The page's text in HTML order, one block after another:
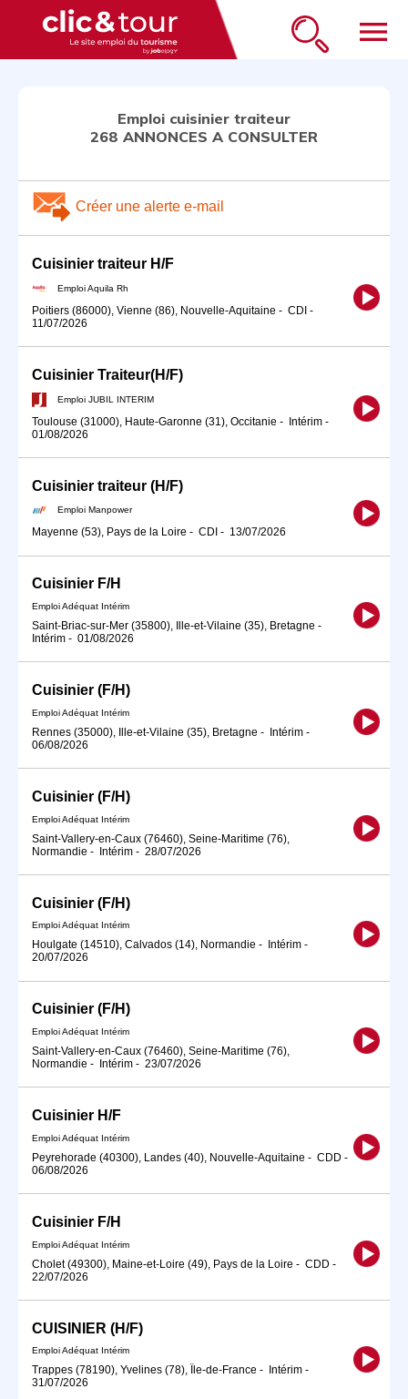
menu
Emploi cuisinier traiteur
268 ANNONCES A CONSULTER
Créer une alerte e-mail
Cuisinier traiteur H/F
Emploi Aquila Rh
Poitiers (86000), Vienne (86), Nouvelle-Aquitaine - CDI -
11/07/2026
Cuisinier Traiteur(H/F)
Emploi JUBIL INTERIM
Toulouse (31000), Haute-Garonne (31), Occitanie - Intérim -
01/08/2026
Cuisinier traiteur (H/F)
Emploi Manpower
Mayenne (53), Pays de la Loire - CDI - 13/07/2026
Cuisinier F/H
Emploi Adéquat Intérim
Saint-Briac-sur-Mer (35800), Ille-et-Vilaine (35), Bretagne -
Intérim - 01/08/2026
Cuisinier (F/H)
Emploi Adéquat Intérim
Rennes (35000), Ille-et-Vilaine (35), Bretagne - Intérim -
06/08/2026
Cuisinier (F/H)
Emploi Adéquat Intérim
Saint-Vallery-en-Caux (76460), Seine-Maritime (76),
Normandie - Intérim - 28/07/2026
Cuisinier (F/H)
Emploi Adéquat Intérim
Houlgate (14510), Calvados (14), Normandie - Intérim -
20/07/2026
Cuisinier (F/H)
Emploi Adéquat Intérim
Saint-Vallery-en-Caux (76460), Seine-Maritime (76),
Normandie - Intérim - 23/07/2026
Cuisinier H/F
Emploi Adéquat Intérim
Peyrehorade (40300), Landes (40), Nouvelle-Aquitaine - CDD -
06/08/2026
Cuisinier F/H
Emploi Adéquat Intérim
Cholet (49300), Maine-et-Loire (49), Pays de la Loire - CDD -
22/07/2026
CUISINIER (H/F)
Emploi Adéquat Intérim
Trappes (78190), Yvelines (78), Île-de-France - Intérim -
31/07/2026